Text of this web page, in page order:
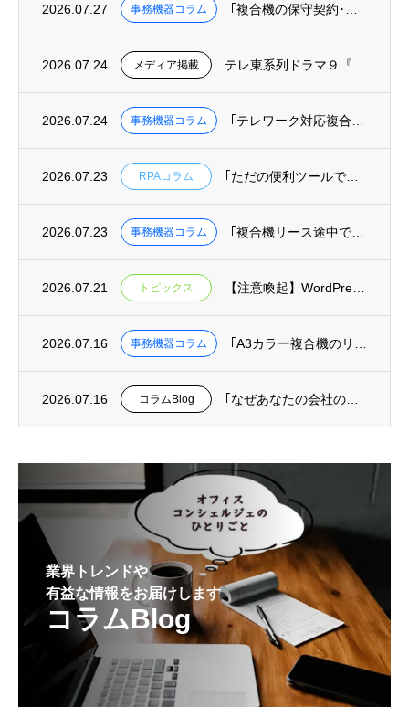
2026.07.27 事務機器コラム
2026.07.24 メディア掲載
2026.07.24 事務機器コラム
2026.07.23 RPAコラム
2026.07.23 事務機器コラム
2026.07.21 トピックス
2026.07.16 事務機器コラム
2026.07.16 コラムBlog
業界トレンドや
有益な情報をお届けします
コラムBlog